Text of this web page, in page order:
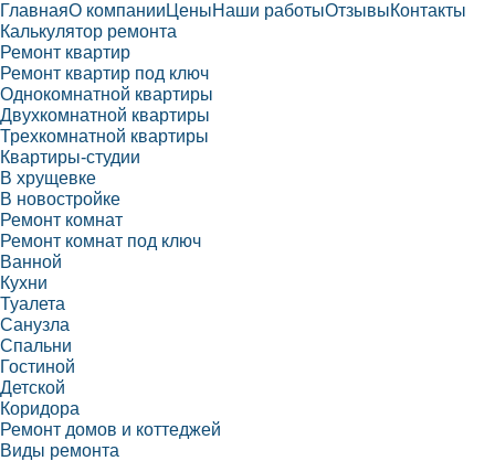
ГлавнаяО компании ЦеныНаши работыОтзывыКонтакты
Калькулятор ремонта
Ремонт квартир
Ремонт квартир под ключ
Однокомнатной квартиры
Двухкомнатной квартиры
Трехкомнатной квартиры
Квартиры-студии
В хрущевке
В новостройке
Ремонт комнат
Ремонт комнат под ключ
Ванной
Кухни
Туалета
Санузла
Спальни
Гостиной
Детской
Коридора
Ремонт домов и коттеджей
Виды ремонта